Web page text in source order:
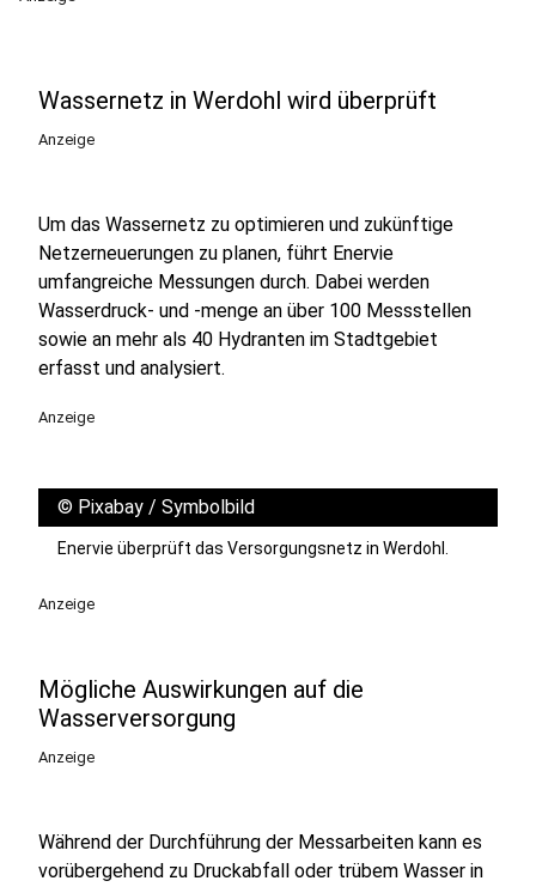
Wassernetz in Werdohl wird überprüft
Anzeige
Um das Wassernetz zu optimieren und zukünftige
Netzerneuerungen zu planen, führt Enervie
umfangreiche Messungen durch. Dabei werden
Wasserdruck- und -menge an über 100 Messstellen
sowie an mehr als 40 Hydranten im Stadtgebiet
erfasst und analysiert.
Anzeige
© Pixabay / Symbolbild
Enervie überprüft das Versorgungsnetz in Werdohl.
Anzeige
Mögliche Auswirkungen auf die
Wasserversorgung
Anzeige
Während der Durchführung der Messarbeiten kann es
vorübergehend zu Druckabfall oder trübem Wasser in